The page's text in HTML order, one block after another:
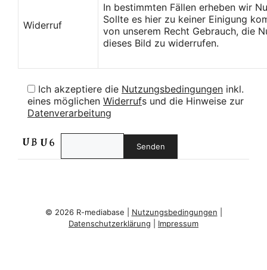
Widerruf
In bestimmten Fällen erheben wir
Sollte es hier zu keiner Einigung
von unserem Recht Gebrauch, die
dieses Bild zu widerrufen.
Ich akzeptiere die Nutzungsbedingungen inkl.
eines möglichen Widerrufs und die Hinweise zur
Datenverarbeitung
© 2026 R-mediabase | Nutzungsbedingungen
Datenschutzerklärung
Impressum